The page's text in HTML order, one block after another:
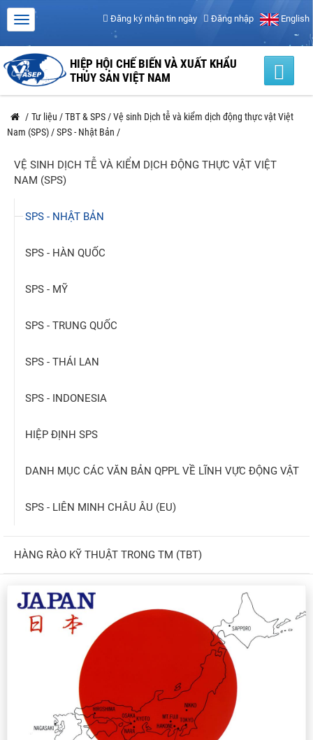
Đăng ký nhận tin ngày Đăng nhập English
HIỆP HỘI CHẾ BIẾN VÀ XUẤT KHẨU
THỦY SẢN VIỆT NAM
/ Tư liệu /TBT & SPS /Vệ sinh Dịch tễ và kiểm dịch động thực vật Việt
Nam (SPS) /SPS - Nhật Bản /
VỆ SINH DỊCH TỄ VÀ KIỂM DỊCH ĐỘNG THỰC VẬT VIỆT
NAM (SPS)
SPS - NHẬT BẢN
SPS - HÀN QUỐC
SPS - MỸ
SPS - TRUNG QUỐC
SPS - THÁI LAN
SPS - INDONESIA
HIỆP ĐỊNH SPS
DANH MỤC CÁC VĂN BẢN QPPL VỀ LĨNH VỰC ĐỘNG VẬT
SPS - LIÊN MINH CHÂU ÂU (EU)
HÀNG RÀO KỸ THUẬT TRONG TM (TBT)